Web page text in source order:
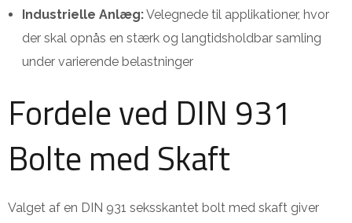
Industrielle Anlæg:Velegnede til applikationer, hvor
der skal opnås en stærk og langtidsholdbar samling
under varierende belastninger
Fordele ved DIN 931
Bolte med Skaft
Valget af en DIN 931 seksskantet bolt med skaft giver